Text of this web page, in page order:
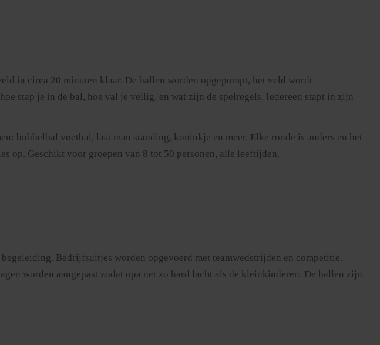
in circa 20 minuten klaar. De ballen worden opgepompt, het veld wordt
stap je in de bal, hoe val je veilig, en wat zijn de spelregels. Iedereen stapt in zijn
bubbelbal voetbal, last man standing, koninkje en meer. Elke ronde is anders en het
op. Geschikt voor groepen van 8 tot 50 personen, alle leeftijden.
Bedrijfsuitjes worden opgevoerd met teamwedstrijden en competitie.
worden aangepast zodat opa net zo hard lacht als de kleinkinderen. De ballen zijn